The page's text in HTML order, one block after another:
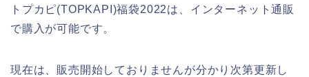
トプカピ(TOPKAPI)福袋2022は、インターネット通販
で購入が可能です。
現在は、販売開始しておりませんが分かり次第更新し